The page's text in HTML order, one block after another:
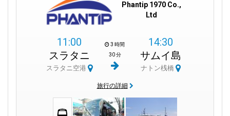
Phantip 1970 Co.,
Ltd
11:00
スラタニ
スラタニ空港
3 時間
30 分
14:30
サムイ島
ナトン桟橋
旅行の詳細